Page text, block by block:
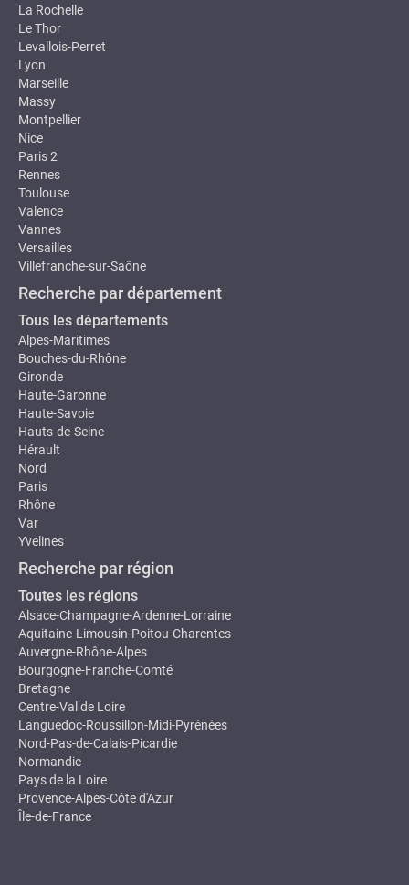
La Rochelle
Le Thor
Levallois-Perret
Lyon
Marseille
Massy
Montpellier
Nice
Paris 2
Rennes
Toulouse
Valence
Vannes
Versailles
Villefranche-sur-Saône
Recherche par département
Tous les départements
Alpes-Maritimes
Bouches-du-Rhône
Gironde
Haute-Garonne
Haute-Savoie
Hauts-de-Seine
Hérault
Nord
Paris
Rhône
Var
Yvelines
Recherche par région
Toutes les régions
Alsace-Champagne-Ardenne-Lorraine
Aquitaine-Limousin-Poitou-Charentes
Auvergne-Rhône-Alpes
Bourgogne-Franche-Comté
Bretagne
Centre-Val de Loire
Languedoc-Roussillon-Midi-Pyrénées
Nord-Pas-de-Calais-Picardie
Normandie
Pays de la Loire
Provence-Alpes-Côte d'Azur
Île-de-France